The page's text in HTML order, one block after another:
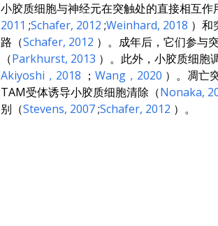
小胶质细胞与神经元在突触处的直接相互
2011 ;Schafer, 2012 ;Weinhard, 2018 ）和
路（Schafer, 2012 ）。成年后，它们参与
（Parkhurst, 2013 ）。此外，小胶质细胞
Akiyoshi ，2018 ； Wang ，2020 ）。凋亡
TAM受体诱导小胶质细胞清除（Nonaka,
别（Stevens, 2007;Schafer, 2012 ）。